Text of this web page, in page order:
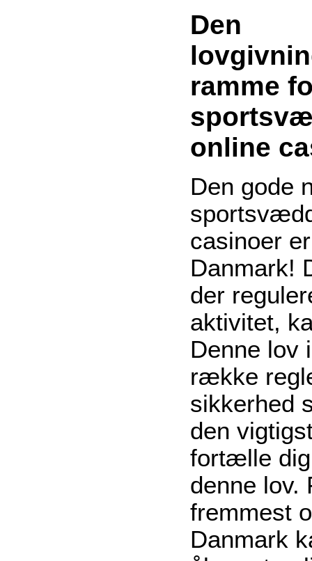
Den
ramme
online
Den gode
casinoer
Danmark!
der
aktivitet,
Denne lov
række
sikkerhed
den
fortælle
denne lov.
fremmest
Danmark